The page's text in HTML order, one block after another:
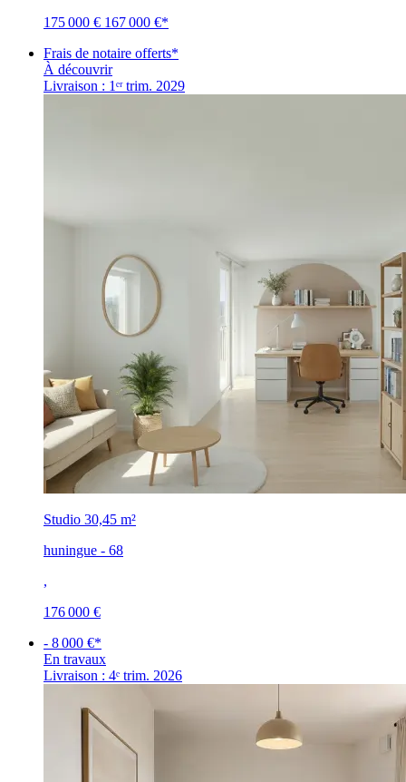
175 000 € 167 000 €*
Frais de notaire offerts*
À découvrir
Livraison : 1ᵉʳ trim. 2029
Studio 30,45 m²
huningue - 68
,
176 000 €
- 8 000 €*
En travaux
Livraison : 4ᵉ trim. 2026